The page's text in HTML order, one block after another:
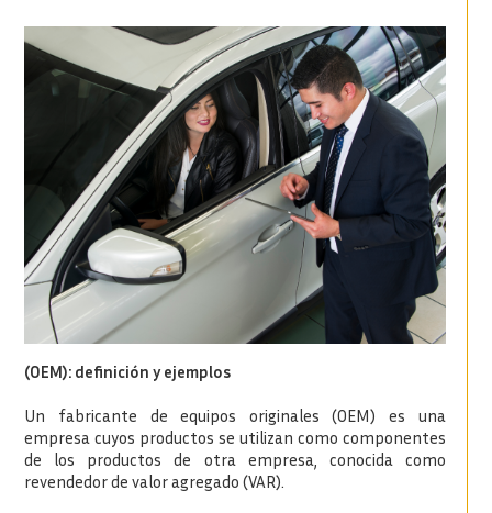
(OEM): definición y ejemplos
Un fabricante de equipos originales (OEM) es una
empresa cuyos productos se utilizan como componentes
de los productos de otra empresa, conocida como
revendedor de valor agregado (VAR).